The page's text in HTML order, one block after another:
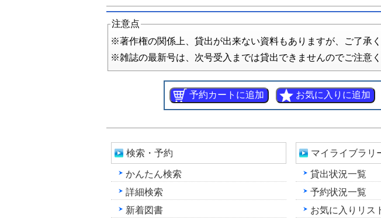
注意点
※著作権の関係上、貸出が出来ない資料もありますが、ご了承く
※雑誌の最新号は、次号受入までは貸出できませんのでご注意く
検索・予約
かんたん検索
詳細検索
新着図書
マイライブラリ
貸出状況一覧
予約状況一覧
お気に入りリス